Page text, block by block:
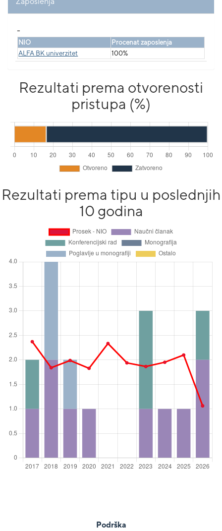
NIO
Procenat zaposlenja
ALFA BK univerzitet
100%
Rezultati prema otvorenosti
pristupa (%)
Rezultati prema tipu u poslednjih
10 godina
Podrška